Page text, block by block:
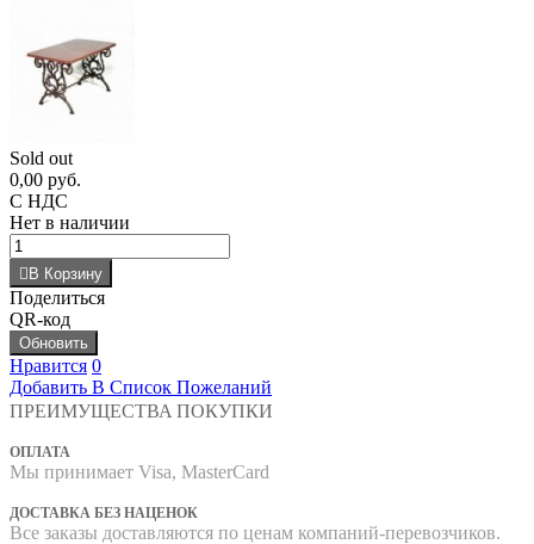
Sold out
0,00 руб.
С НДС
Нет в наличии
В Корзину
Поделиться
QR-код
Нравится 0
Добавить В Список Пожеланий
ПРЕИМУЩЕСТВА ПОКУПКИ
ОПЛАТА
Мы принимает Visa, MasterCard
ДОСТАВКА БЕЗ НАЦЕНОК
Все заказы доставляются по ценам компаний-перевозчиков.